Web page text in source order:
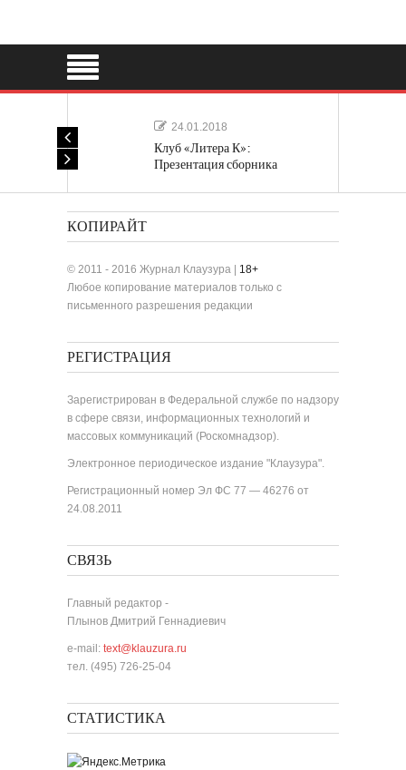
24.01.2018
Клуб «Литера К»:
Презентация сборника
КОПИРАЙТ
© 2011 - 2016 Журнал Клаузура | 18+
Любое копирование материалов только с
письменного разрешения редакции
РЕГИСТРАЦИЯ
Зарегистрирован в Федеральной службе по надзору
в сфере связи, информационных технологий и
массовых коммуникаций (Роскомнадзор).
Электронное периодическое издание "Клаузура".
Регистрационный номер Эл ФС 77 — 46276 от
24.08.2011
СВЯЗЬ
Главный редактор -
Плынов Дмитрий Геннадиевич
e-mail: text@klauzura.ru
тел. (495) 726-25-04
СТАТИСТИКА